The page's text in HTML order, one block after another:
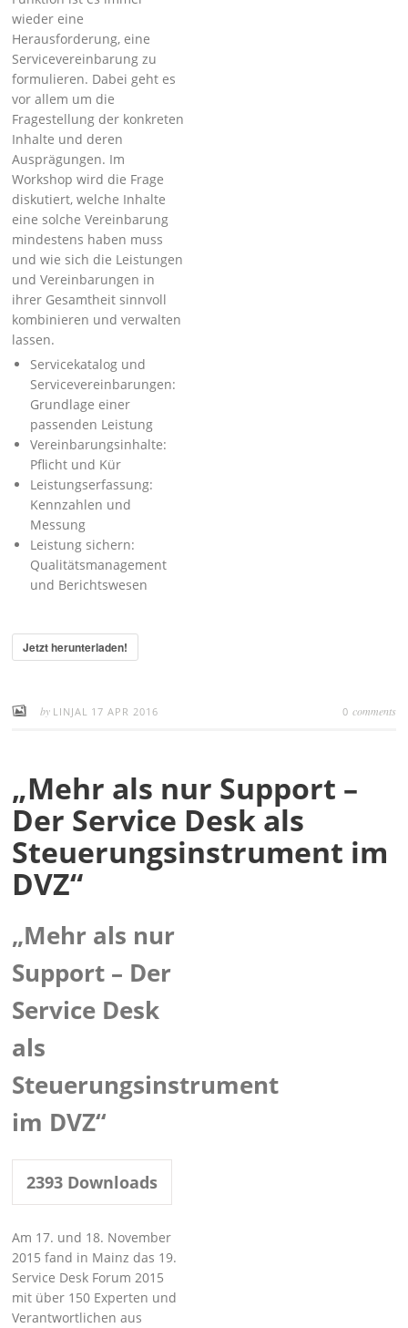
wieder eine
Herausforderung, eine
Servicevereinbarung zu
formulieren. Dabei geht es
vor allem um die
Fragestellung der konkreten
Inhalte und deren
Ausprägungen. Im
Workshop wird die Frage
diskutiert, welche Inhalte
eine solche Vereinbarung
mindestens haben muss
und wie sich die Leistungen
und Vereinbarungen in
ihrer Gesamtheit sinnvoll
kombinieren und verwalten
lassen.
Servicekatalog und
Servicevereinbarungen:
Grundlage einer
passenden Leistung
Vereinbarungsinhalte:
Pflicht und Kür
Leistungserfassung:
Kennzahlen und
Messung
Leistung sichern:
Qualitätsmanagement
und Berichtswesen
Jetzt herunterladen!
by LINJAL 17 APR 2016 0 comments
„Mehr als nur Support –
Der Service Desk als
Steuerungsinstrument im
DVZ“
„Mehr als nur
Support – Der
Service Desk
als
Steuerungsinstrument
im DVZ“
2393 Downloads
Am 17. und 18. November
2015 fand in Mainz das 19.
Service Desk Forum 2015
mit über 150 Experten und
Verantwortlichen aus